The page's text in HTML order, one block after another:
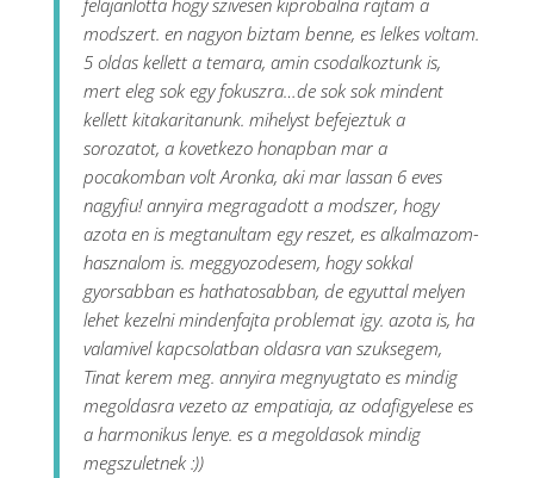
felajanlotta hogy szivesen kiprobalna rajtam a
modszert. en nagyon biztam benne, es lelkes voltam.
5 oldas kellett a temara, amin csodalkoztunk is,
mert eleg sok egy fokuszra…de sok sok mindent
kellett kitakaritanunk. mihelyst befejeztuk a
sorozatot, a kovetkezo honapban mar a
pocakomban volt Aronka, aki mar lassan 6 eves
nagyfiu! annyira megragadott a modszer, hogy
azota en is megtanultam egy reszet, es alkalmazom-
hasznalom is. meggyozodesem, hogy sokkal
gyorsabban es hathatosabban, de egyuttal melyen
lehet kezelni mindenfajta problemat igy. azota is, ha
valamivel kapcsolatban oldasra van szuksegem,
Tinat kerem meg. annyira megnyugtato es mindig
megoldasra vezeto az empatiaja, az odafigyelese es
a harmonikus lenye. es a megoldasok mindig
megszuletnek :))